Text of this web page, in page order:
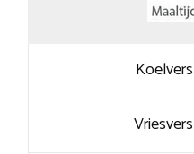
Koelvers
Vriesvers